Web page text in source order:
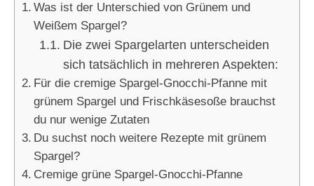
Was ist der Unterschied von Grünem und
Weißem Spargel?
Die zwei Spargelarten unterscheiden
sich tatsächlich in mehreren Aspekten:
Für die cremige Spargel-Gnocchi-Pfanne mit
grünem Spargel und Frischkäsesoße brauchst
du nur wenige Zutaten
Du suchst noch weitere Rezepte mit grünem
Spargel?
Cremige grüne Spargel-Gnocchi-Pfanne